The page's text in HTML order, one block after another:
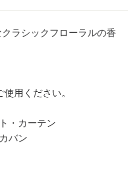
ラシックフローラルの香
用ください。
・カーテン
バン